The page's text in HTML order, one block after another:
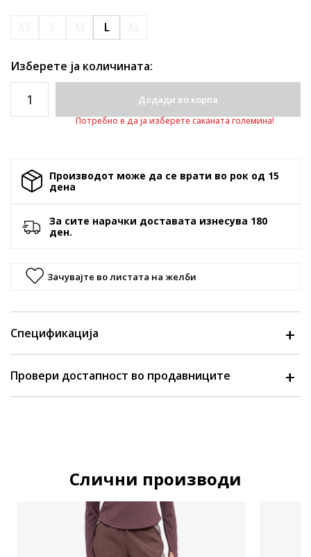
L
Изберете ја количината:
Додади во корпа
Потребно е да ја изберете саканата големина!
Производот може да се врати во рок од 15
денa
За сите нарачки доставата изнесува 180
ден.
Зачувајте во листата на желби
Спецификација
Провери достапност во продавниците
Слични производи